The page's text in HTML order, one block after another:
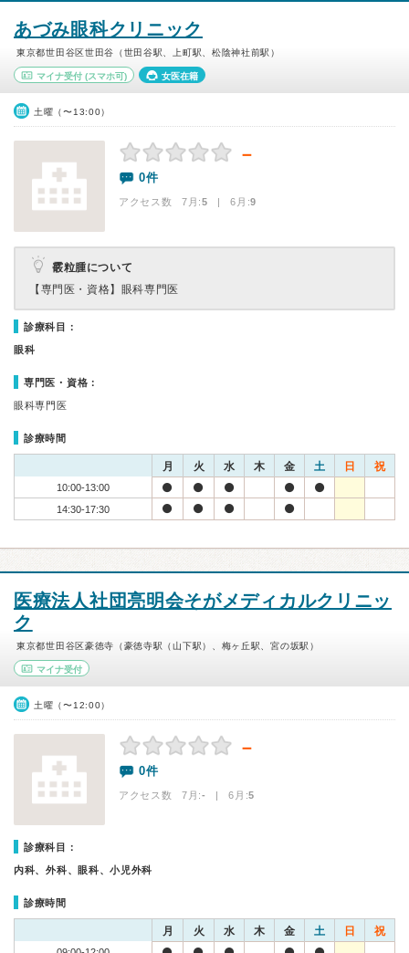
あづみ眼科クリニック
東京都世田谷区世田谷（世田谷駅、上町駅、松陰神社前駅）
マイナ受付 (スマホ可) 女医在籍
土曜（〜13:00）
－
0件
アクセス数 7月:5 | 6月:9
霰粒腫について
【専門医・資格】 眼科専門医
診療科目：
眼科
専門医・資格：
眼科専門医
診療時間
月 火 水 木 金 土 日 祝
10:00-13:00
14:30-17:30
医療法人社団亮明会そがメディカルクリニッ
ク
東京都世田谷区豪徳寺（豪徳寺駅（山下駅）、梅ヶ丘駅、宮の坂駅）
マイナ受付
土曜（〜12:00）
－
0件
アクセス数 7月:- | 6月:5
診療科目：
内科、外科、眼科、小児外科
診療時間
月 火 水 木 金 土 日 祝